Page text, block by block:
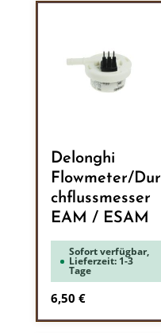
Delonghi
Flowmeter/Dur
chflussmesser
EAM / ESAM
Sofort verfügbar,
Lieferzeit: 1-3
Tage
Regulärer Preis:
6,50 €